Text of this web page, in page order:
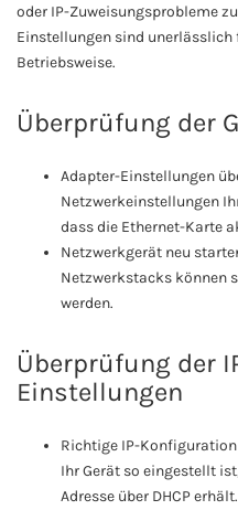
oder IP-Zuweisungsprobleme
Einstellungen sind
Betriebsweise.
Überprüfung der
Adapter-Einstellungen
Netzwerkeinstellungen
dass die Ethernet-Karte
Netzwerkgerät neu
Netzwerkstacks können
werden.
Überprüfung der
Einstellungen
Richtige IP-
Ihr Gerät so eingestellt
Adresse über DHCP erhält.